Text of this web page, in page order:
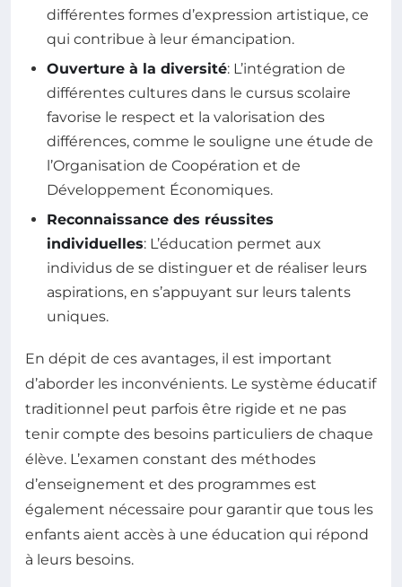
différentes formes d’expression artistique, ce
qui contribue à leur émancipation.
Ouverture à la diversité: L’intégration de
différentes cultures dans le cursus scolaire
favorise le respect et la valorisation des
différences, comme le souligne une étude de
l’Organisation de Coopération et de
Développement Économiques.
Reconnaissance des réussites
individuelles: L’éducation permet aux
individus de se distinguer et de réaliser leurs
aspirations, en s’appuyant sur leurs talents
uniques.
En dépit de ces avantages, il est important
d’aborder les inconvénients. Le système éducatif
traditionnel peut parfois être rigide et ne pas
tenir compte des besoins particuliers de chaque
élève. L’examen constant des méthodes
d’enseignement et des programmes est
également nécessaire pour garantir que tous les
enfants aient accès à une éducation qui répond
à leurs besoins.